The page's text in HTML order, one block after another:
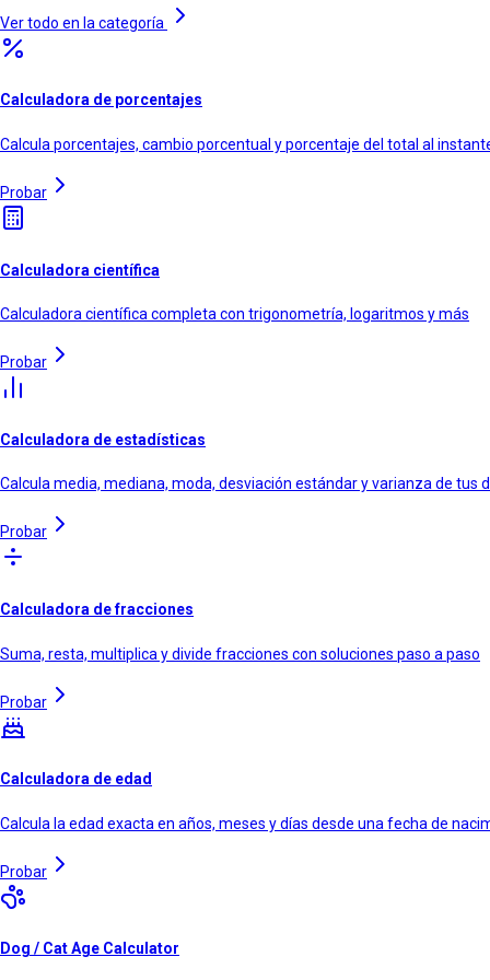
Ver todo en la categoría
Calculadora de porcentajes
Calcula porcentajes, cambio porcentual y porcentaje del total al
Probar
Calculadora científica
Calculadora científica completa con trigonometría, logaritmos y más
Probar
Calculadora de estadísticas
Calcula media, mediana, moda, desviación estándar y varianza de tus
Probar
Calculadora de fracciones
Suma, resta, multiplica y divide fracciones con soluciones paso a paso
Probar
Calculadora de edad
Calcula la edad exacta en años, meses y días desde una fecha de
Probar
Dog / Cat Age Calculator